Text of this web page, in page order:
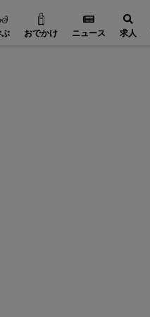
おでかけ ニュース 求人